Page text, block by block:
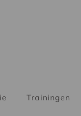
Trainingen